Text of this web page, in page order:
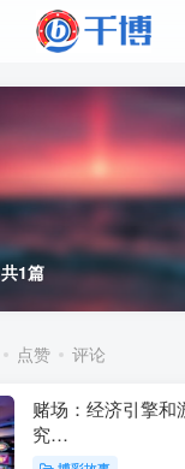
共1篇
点赞 评论
赌场：经济引擎
究…